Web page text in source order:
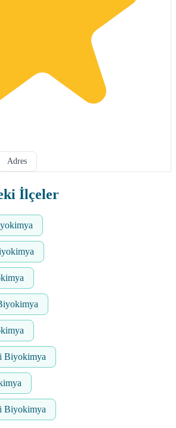
Adres
İlçeler
Biyokimya
Biyokimya